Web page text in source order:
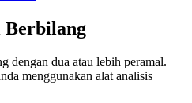
Berbilang
dengan dua atau lebih peramal.
menggunakan alat analisis